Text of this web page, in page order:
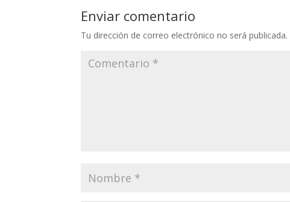
Enviar comentario
Tu dirección de correo electrónico no será publicada.